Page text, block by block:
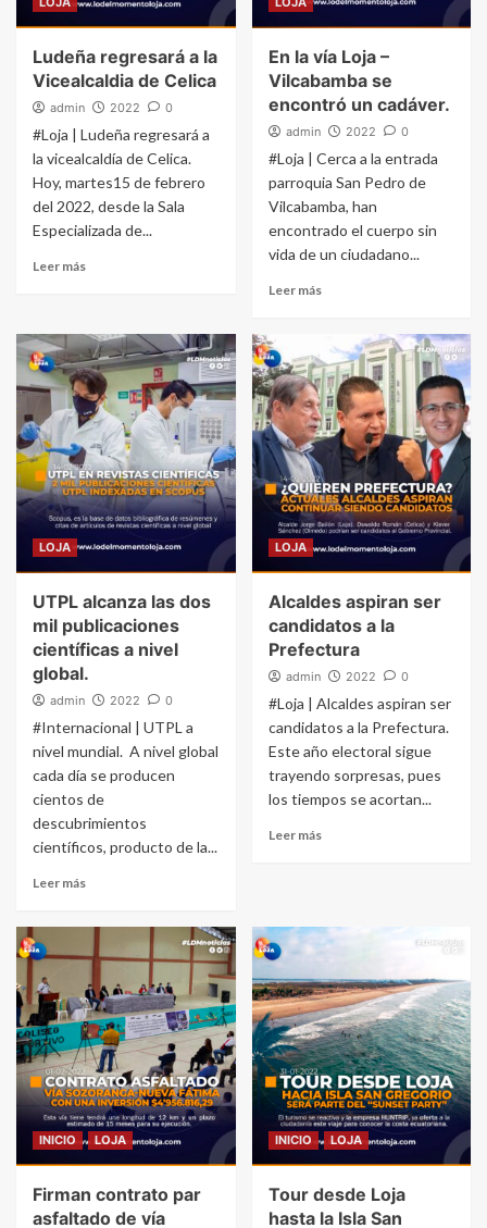
Ludeña regresará a la
Vicealcaldia de Celica
admin 2022 0
#Loja | Ludeña regresará a
la vicealcaldía de Celica.
Hoy, martes15 de febrero
del 2022, desde la Sala
Especializada de...
Leer más
En la vía Loja –
Vilcabamba se
encontró un cadáver.
admin 2022 0
#Loja | Cerca a la entrada
parroquia San Pedro de
Vilcabamba, han
encontrado el cuerpo sin
vida de un ciudadano...
Leer más
LOJA
UTPL alcanza las dos
mil publicaciones
científicas a nivel
global.
admin 2022 0
#Internacional | UTPL a
nivel mundial. A nivel global
cada día se producen
cientos de
descubrimientos
científicos, producto de la...
Leer más
LOJA
Alcaldes aspiran ser
candidatos a la
Prefectura
admin 2022 0
#Loja | Alcaldes aspiran ser
candidatos a la Prefectura.
Este año electoral sigue
trayendo sorpresas, pues
los tiempos se acortan...
Leer más
INICIO LOJA
Firman contrato par
asfaltado de vía
INICIO LOJA
Tour desde Loja
hasta la Isla San